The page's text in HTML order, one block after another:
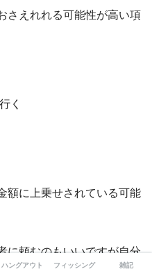
さえれれる可能性が高い項
く
額に上乗せされている可能
に頼むのもいいですが自分
ければ取り組みましょう。
ハングアウト フィッシング 雑記